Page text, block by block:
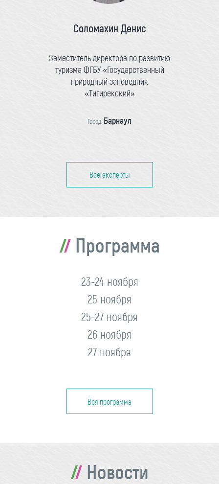
Соломахин Денис
Заместитель директора по развитию
туризма ФГБУ «Государственный
природный заповедник
«Тигирекский»
Город: Барнаул
Все эксперты
Программа
23-24 ноября
25 ноября
25-27 ноября
26 ноября
27 ноября
Вся программа
Новости